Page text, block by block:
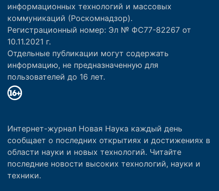
информационных технологий и массовых
коммуникаций (Роскомнадзор).
Регистрационный номер: Эл № ФС77-82267 от
10.11.2021 г.
Отдельные публикации могут содержать
информацию, не предназначенную для
пользователей до 16 лет.
Интернет-журнал Новая Наука каждый день
сообщает о последних открытиях и достижениях в
области науки и новых технологий. Читайте
последние новости высоких технологий, науки и
техники.